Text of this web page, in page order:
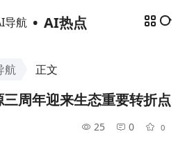
AI热点
航 正文
周年迎来生态重要转折点
25 0 0